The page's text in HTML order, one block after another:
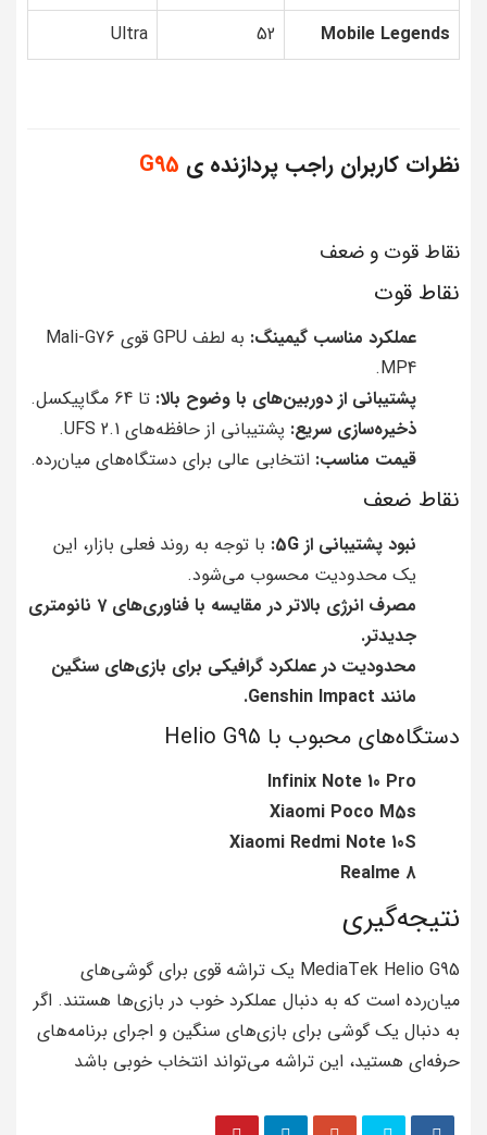
Mobile Legends
52
Ultra
نظرات کاربران راجب پردازنده ی G95
نقاط قوت و ضعف
نقاط قوت
عملکرد مناسب گیمینگ:
به لطف GPU قوی Mali-G76
MP4.
پشتیبانی از دوربین‌های با وضوح بالا: تا 64 مگاپیکسل.
ذخیره‌سازی سریع: پشتیبانی از حافظه‌های UFS 2.1.
قیمت مناسب: انتخابی عالی برای دستگاه‌های میان‌رده.
نقاط ضعف
نبود پشتیبانی از 5G:
با توجه به روند فعلی بازار، این
یک محدودیت محسوب می‌شود.
مصرف انرژی بالاتر در مقایسه با فناوری‌های 7 نانومتری
جدیدتر.
محدودیت در عملکرد گرافیکی برای بازی‌های سنگین
مانند Genshin Impact.
دستگاه‌های محبوب با Helio G95
Infinix Note 10 Pro
Xiaomi Poco M5s
Xiaomi Redmi Note 10S
Realme 8
نتیجه‌گیری
MediaTek Helio G95 یک تراشه قوی برای گوشی‌های
میان‌رده است که به دنبال عملکرد خوب در بازی‌ها هستند. اگر
به دنبال یک گوشی برای بازی‌های سنگین و اجرای برنامه‌های
حرفه‌ای هستید، این تراشه می‌تواند انتخاب خوبی باشد